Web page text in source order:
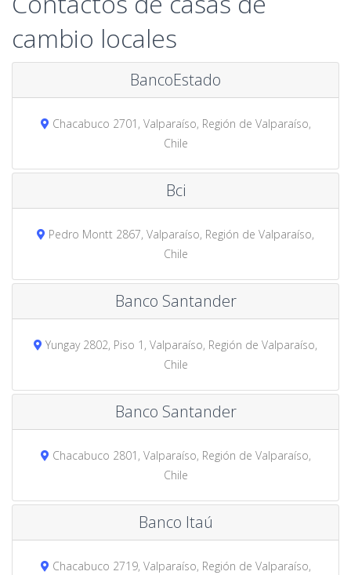
cambio locales
BancoEstado
Chacabuco 2701, Valparaíso, Región de Valparaíso,
Chile
Bci
Pedro Montt 2867, Valparaíso, Región de Valparaíso,
Chile
Banco Santander
Yungay 2802, Piso 1, Valparaíso, Región de Valparaíso,
Chile
Banco Santander
Chacabuco 2801, Valparaíso, Región de Valparaíso,
Chile
Banco Itaú
Chacabuco 2719, Valparaíso, Región de Valparaíso,